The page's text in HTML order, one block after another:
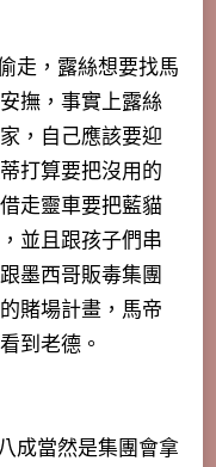
走，露絲想要找馬
撫，事實上露絲
，自己應該要迎
打算要把沒用的
走靈車要把藍貓
並且跟孩子們串
墨西哥販毒集團
賭場計畫，馬帝
到老德。
成當然是集團會拿